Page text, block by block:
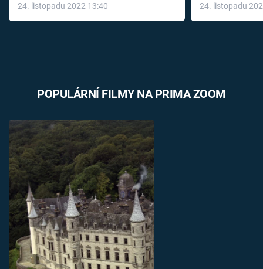
24. listopadu 2022 13:40
léky
24. listopadu
POPULÁRNÍ FILMY NA PRIMA ZOOM